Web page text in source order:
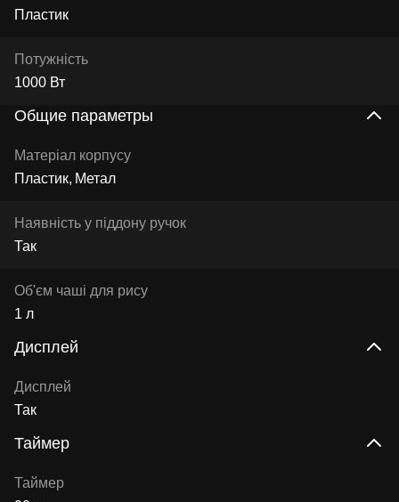
Пластик
Потужність
1000 Вт
Общие параметры
Матеріал корпусу
Пластик Метал
Наявність у піддону ручок
Так
Об'єм чаші для рису
1 л
Дисплей
Дисплей
Так
Таймер
Таймер